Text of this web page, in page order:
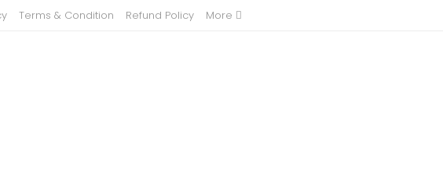
Terms & Condition Refund Policy More